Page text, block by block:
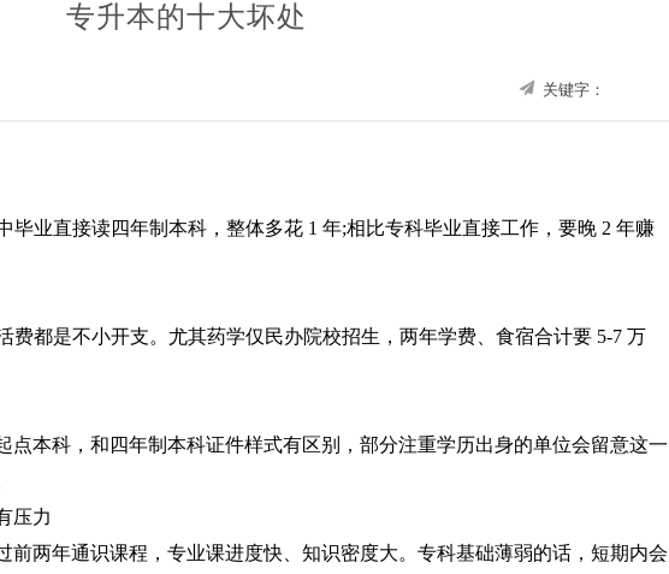
专升本的十大坏处
关键字：
业直接读四年制本科，整体多花 1 年;相比专科毕业直接工作，要晚 2 年赚
都是不小开支。尤其药学仅民办院校招生，两年学费、食宿合计要 5-7 万
本科，和四年制本科证件样式有区别，部分注重学历出身的单位会留意这一
压力
两年通识课程，专业课进度快、知识密度大。专科基础薄弱的话，短期内会